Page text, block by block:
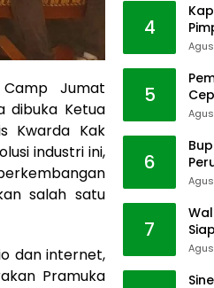
Jumat
dibuka Ketua
Kwarda Kak
industri ini,
salah satu
dan internet,
Pramuka
4
5
6
7